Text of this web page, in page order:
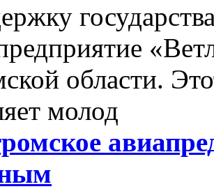
области.
молод